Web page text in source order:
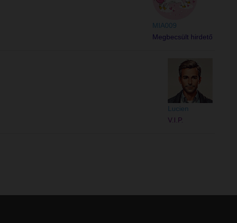
MIA009
Megbecsült hirdető
Lucien
V.I.P.